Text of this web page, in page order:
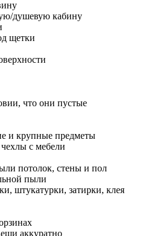
душевую кабину
щетки
что они пустые
и крупные предметы
с мебели
потолок, стены и пол
пыли
штукатурки, затирки, клея
аккуратно